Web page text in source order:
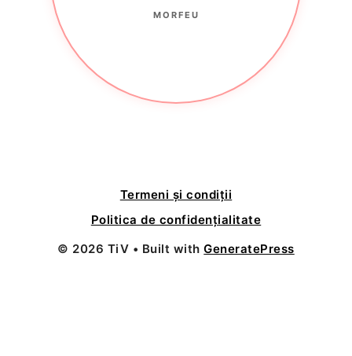
MORFEU
Termeni și condiții
Politica de confidențialitate
© 2026 TiV • Built withGeneratePress